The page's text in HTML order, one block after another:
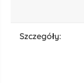
szczegóły: